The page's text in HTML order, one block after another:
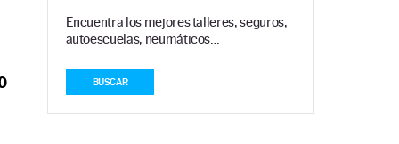
Encuentra los mejores talleres, seguros,
autoescuelas, neumáticos…
BUSCAR